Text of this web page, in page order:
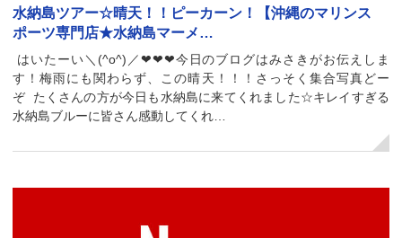
水納島ツアー☆晴天！！ピーカーン！【沖縄のマリンス
ポーツ専門店★水納島マーメ…
はいたーい＼(^o^)／❤❤❤今日のブログはみさきがお伝えしま
す！梅雨にも関わらず、この晴天！！！さっそく集合写真どー
ぞ たくさんの方が今日も水納島に来てくれました☆キレイすぎる
水納島ブルーに皆さん感動してくれ…